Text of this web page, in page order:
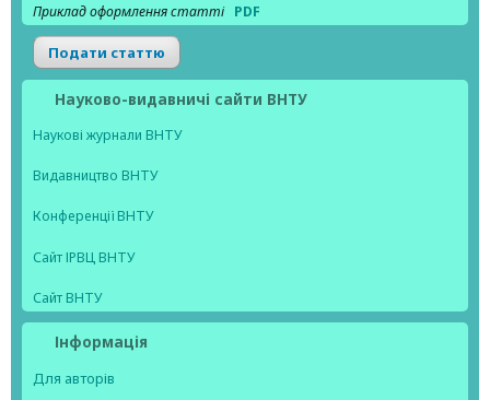
Приклад оформлення статті PDF
Подати статтю
Науково-видавничі сайти ВНТУ
Наукові журнали ВНТУ
Видавництво ВНТУ
Конференції ВНТУ
Сайт ІРВЦ ВНТУ
Сайт ВНТУ
Інформація
Для авторів